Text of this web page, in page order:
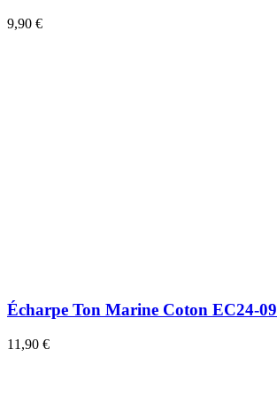
9,90 €
Écharpe Ton Marine Coton EC24-09
11,90 €